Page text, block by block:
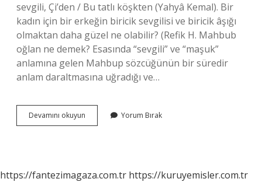
sevgili, Çi’den / Bu tatlı köşkten (Yahyâ Kemal). Bir
kadın için bir erkeğin biricik sevgilisi ve biricik âşığı
olmaktan daha güzel ne olabilir? (Refik H. Mahbub
oğlan ne demek? Esasında “sevgili” ve “maşuk”
anlamına gelen Mahbup sözcüğünün bir süredir
anlam daraltmasına uğradığı ve…
Devamını okuyun Mahbub
Hangi
Yorum Bırak
https://fantezimagaza.com.tr https://kuruyemisler.com.tr